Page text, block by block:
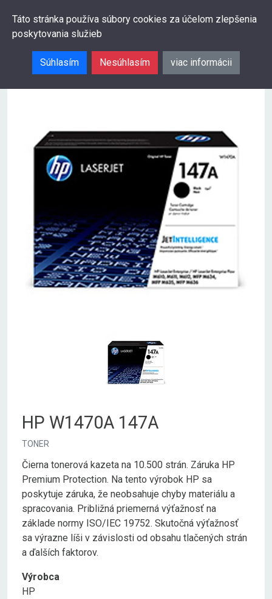
Táto stránka používa súbory cookies za účelom zlepšenia
poskytovania služieb
Súhlasím Nesúhlasím viac informácii
HP W1470A 147A
TONER
Čierna tonerová kazeta na 10.500 strán. Záruka HP
Premium Protection. Na tento výrobok HP sa
poskytuje záruka, že neobsahuje chyby materiálu a
spracovania. Približná priemerná výťažnosť na
základe normy ISO/IEC 19752. Skutočná výťažnosť
sa výrazne líši v závislosti od obsahu tlačených strán
a ďalších faktorov.
Výrobca
HP